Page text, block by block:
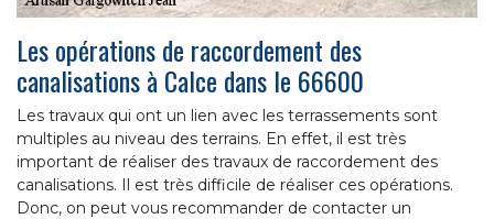
Les opérations de raccordement des
canalisations à Calce dans le 66600
Les travaux qui ont un lien avec les terrassements sont
multiples au niveau des terrains. En effet, il est très
important de réaliser des travaux de raccordement des
canalisations. Il est très difficile de réaliser ces opérations.
Donc, on peut vous recommander de contacter un